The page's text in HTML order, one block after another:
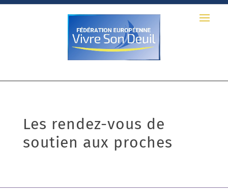
Les rendez-vous de
soutien aux proches